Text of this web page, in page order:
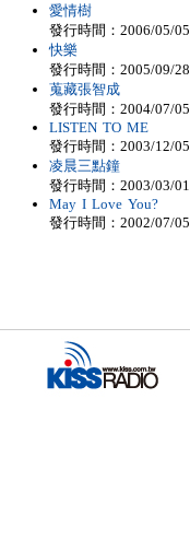
愛情樹
發行時間：2006/05/05
快樂
發行時間：2005/09/28
蒐藏張智成
發行時間：2004/07/05
LISTEN TO ME
發行時間：2003/12/05
凌晨三點鐘
發行時間：2003/03/01
May I Love You?
發行時間：2002/07/05